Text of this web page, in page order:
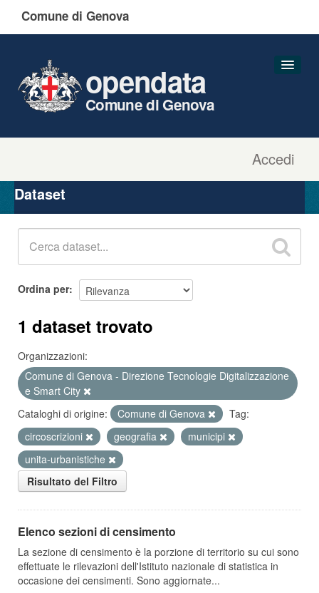
Comune di Genova
Accedi
opendata
Comune di Genova
Organizzazioni
Gruppi
Dataset
Ordina per
1 dataset trovato
Organizzazioni:
Comune di Genova - Direzione Tecnologie Digitalizzazione
e Smart City
Cataloghi di origine:
Comune di Genova
Tag:
circoscrizioni
geografia
municipi
unita-urbanistiche
Risultato del Filtro
Elenco sezioni di censimento
La sezione di censimento è la porzione di territorio su cui sono
effettuate le rilevazioni dell'Istituto nazionale di statistica in
occasione dei censimenti. Sono aggiornate...